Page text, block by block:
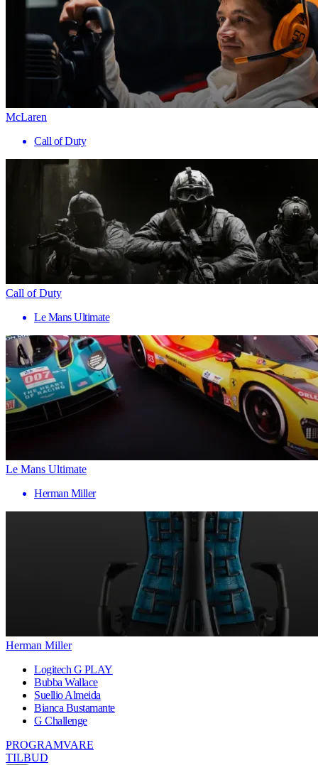
McLaren
Call of Duty
Call of Duty
Le Mans Ultimate
Le Mans Ultimate
Herman Miller
Herman Miller
Logitech G PLAY
Bubba Wallace
Suellio Almeida
Bianca Bustamante
G Challenge
PROGRAMVARE
TILBUD